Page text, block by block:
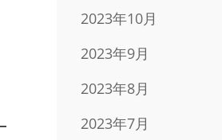
2023年10月
2023年9月
2023年8月
2023年7月